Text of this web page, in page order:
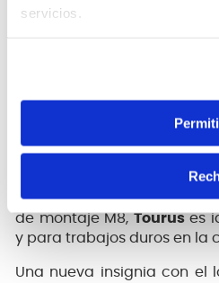
servicios.
presupuesto compacto.
personalizados para
esperan de un parlante
las etapas de
Clase D (LF) como la
Con rejillas de acero,
de montaje M8, Touruses
y para trabajos duros en la
Una nueva insignia con el